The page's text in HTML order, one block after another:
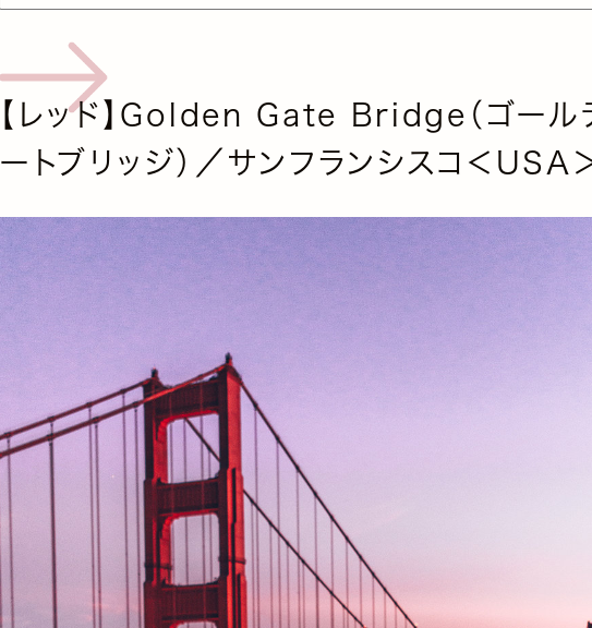
【レッド】Golden Gate Bridge（ゴール
ートブリッジ）／サンフランシスコ＜USA